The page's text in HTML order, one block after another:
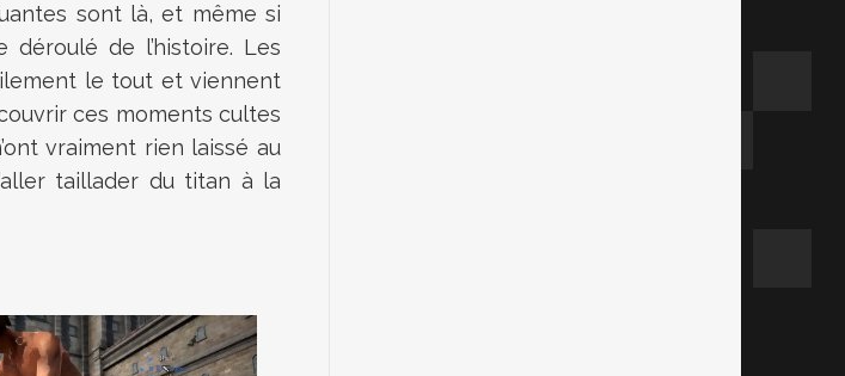
sont là, et même si
déroulé de l’histoire. Les
le tout et viennent
ces moments cultes
vraiment rien laissé au
taillader du titan à la